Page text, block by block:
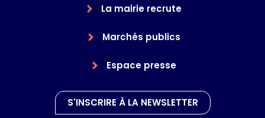
La mairie recrute
Marchés publics
Espace presse
S'INSCRIRE À LA NEWSLETTER